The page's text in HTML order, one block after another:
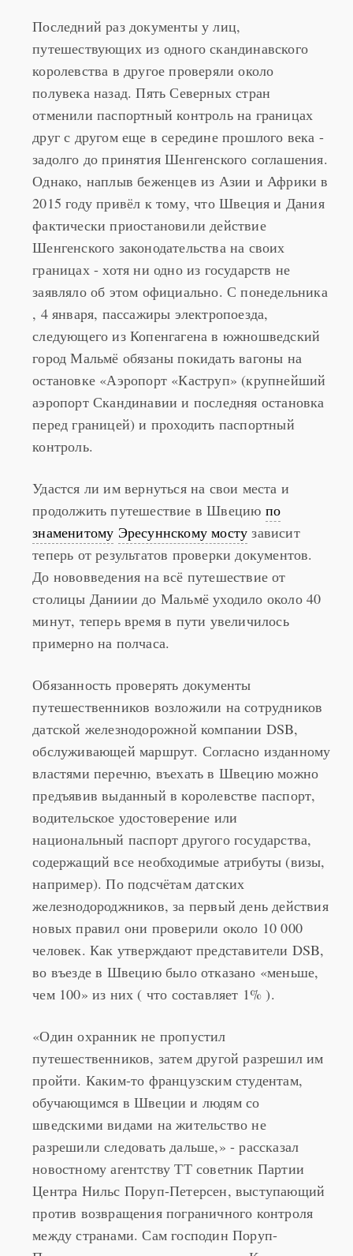
Последний раз документы у лиц,
путешествующих из одного скандинавского
королевства в другое проверяли около
полувека назад. Пять Северных стран
отменили паспортный контроль на границах
друг с другом еще в середине прошлого века -
задолго до принятия Шенгенского соглашения.
Однако, наплыв беженцев из Азии и Африки в
2015 году привёл к тому, что Швеция и Дания
фактически приостановили действие
Шенгенского законодательства на своих
границах - хотя ни одно из государств не
заявляло об этом официально. С понедельника
, 4 января, пассажиры электропоезда,
следующего из Копенгагена в южношведский
город Мальмё обязаны покидать вагоны на
остановке «Аэропорт «Каструп» (крупнейший
аэропорт Скандинавии и последняя остановка
перед границей) и проходить паспортный
Удастся ли им вернуться на свои места и
продолжить путешествие в Швециюпо
знаменитому Эресуннскому мостузависит
теперь от результатов проверки документов.
До нововведения на всё путешествие от
столицы Даниии до Мальмё уходило около 40
минут, теперь время в пути увеличилось
Обязанность проверять документы
путешественников возложили на сотрудников
датской железнодорожной компании DSB,
обслуживающей маршрут. Согласно изданному
властями перечню, въехать в Швецию можно
предъявив выданный в королевстве паспорт,
водительское удостоверение или
национальный паспорт другого государства,
содержащий все необходимые атрибуты (визы,
например). По подсчётам датских
железнодороджников, за первый день действия
новых правил они проверили около 10 000
человек. Как утверждают представители DSB,
во въезде в Швецию было отказано «меньше,
«Один охранник не пропустил
путешественников, затем другой разрешил им
пройти. Каким-то французским студентам,
обучающимся в Швеции и людям со
шведскими видами на жительство не
разрешили следовать дальше,» - рассказал
новостному агентству ТТ советник Партии
Центра Нильс Поруп-Петерсен, выступающий
против возвращения пограничного контроля